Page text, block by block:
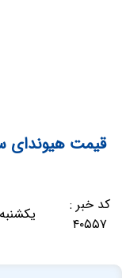
کد خبر :
۴۰۵۵۷
یکشنبه، ۱۹ شهریور ۱۳۹۶ -